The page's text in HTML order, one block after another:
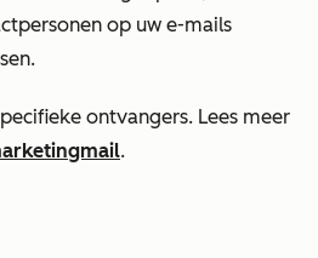
op uw e-mails
ontvangers. Lees meer
.